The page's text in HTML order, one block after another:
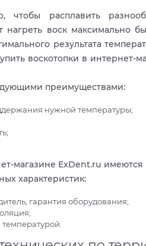
чтобы расплавить
воск максимально
результата
воскотопки в интернет-
преимуществами:
нужной температуры;
магазине ExDent.ru имеются
характеристик:
гарантия оборудования;